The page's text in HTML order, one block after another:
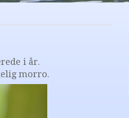
i år.
morro.